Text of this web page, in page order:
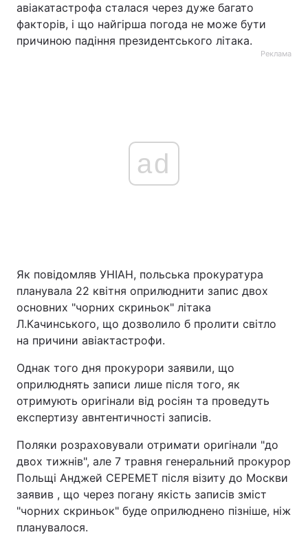
Тема оформлення
авіакатастрофа сталася через дуже багато
факторів, і що найгірша погода не може бути
причиною падіння президентського літака.
Реклама
ad
Як повідомляв УНІАН, польська прокуратура
планувала 22 квітня оприлюднити запис двох
основних "чорних скриньок" літака
Л.Качинського, що дозволило б пролити світло
на причини авіактастрофи.
Однак того дня прокурори заявили, що
оприлюднять записи лише після того, як
отримують оригінали від росіян та проведуть
експертизу авнтентичності записів.
Поляки розраховували отримати оригінали "до
двох тижнів", але 7 травня генеральний прокурор
Польщі Анджей СЕРЕМЕТ після візиту до Москви
заявив , що через погану якість записів зміст
"чорних скриньок" буде оприлюднено пізніше, ніж
планувалося.